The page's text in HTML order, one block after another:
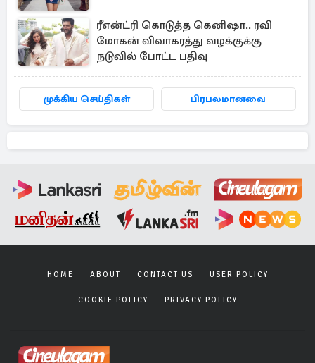
ரீஎன்ட்ரி கொடுத்த கெனிஷா.. ரவி
மோகன் விவாகரத்து வழக்குக்கு
நடுவில் போட்ட பதிவு
முக்கிய செய்திகள் பிரபலமானவை
HOME ABOUT CONTACT US USER POLICY
COOKIE POLICY PRIVACY POLICY